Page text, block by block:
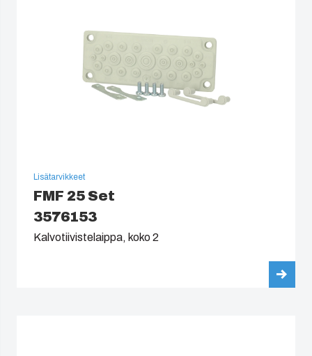
Lisätarvikkeet
FMF 25 Set
3576153
Kalvotiivistelaippa, koko 2